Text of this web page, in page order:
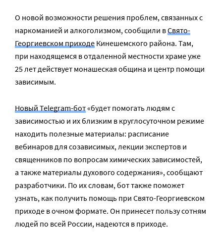
О новой возможности решения проблем, связанных с
наркоманией и алкоголизмом, сообщили вСвято-
Георгиевском приходе Кинешемского района. Там,
при находящемся в отдаленной местности храме уже
25 лет действует монашеская община и центр помощи
зависимым.
Новый Telegram-бот«будет помогать людям с
зависимостью и их близким в круглосуточном режиме
находить полезные материалы: расписание
вебинаров для созависимых, лекции экспертов и
священников по вопросам химических зависимостей,
а также материалы духового содержания», сообщают
разработчики. По их словам, бот также поможет
узнать, как получить помощь при Свято-Георгиевском
приходе в очном формате. Он принесет пользу сотням
людей по всей России, надеются в приходе.